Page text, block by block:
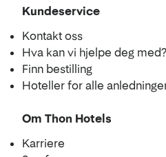
Kundeservice
Kontakt oss
Hva kan vi hjelpe deg med?
Finn bestilling
Hoteller for alle
Om Thon Hotels
Karriere